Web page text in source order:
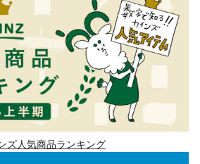
ズ人気商品ランキング